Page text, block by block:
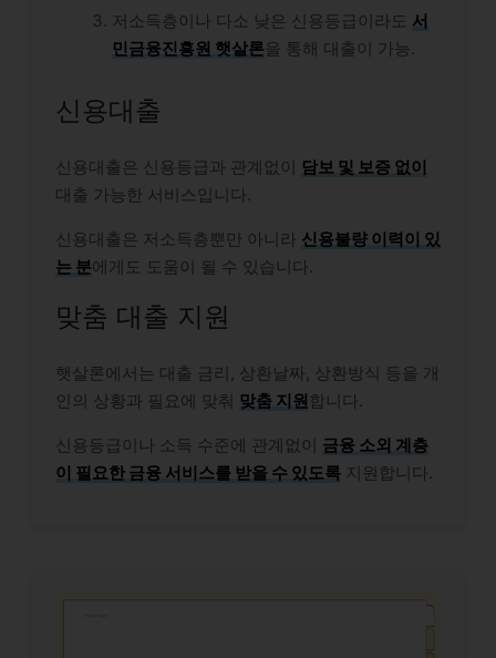
저소득층이나 다소 낮은 신용등급이라도 서
민금융진흥원 햇살론을 통해 대출이 가능.
신용대출
신용대출은 신용등급과 관계없이
담보 및 보증 없이
대출 가능한 서비스입니다.
신용대출은 저소득층뿐만 아니라 신용불량 이력이 있
는 분에게도 도움이 될 수 있습니다.
맞춤 대출 지원
햇살론에서는 대출 금리, 상환날짜, 상환방식 등을 개
인의 상황과 필요에 맞춰 맞춤 지원합니다.
신용등급이나 소득 수준에 관계없이 금융 소외 계층
이 필요한 금융 서비스를 받을 수 있도록 지원합니다.